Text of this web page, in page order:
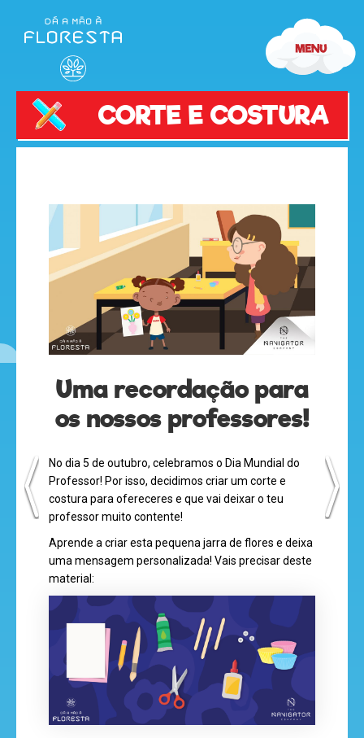
olá
desenhos
animados
mega
jogos
CORTE E COSTURA
Uma recordação para
os nossos professores!
No dia 5 de outubro, celebramos o Dia Mundial do
Professor! Por isso, decidimos criar um corte e
costura para ofereceres e que vai deixar o teu
professor muito contente!
Aprende a criar esta pequena jarra de flores e deixa
uma mensagem personalizada! Vais precisar deste
material: